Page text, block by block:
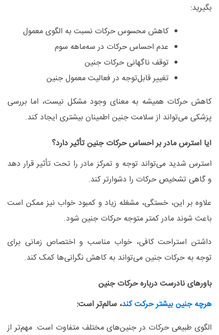
بگیرید:
کاهش محسوس حرکات نسبت به الگوی معمول
عدم احساس حرکات در سه‌ماهه سوم
توقف ناگهانی حرکات جنین
تغییر قابل‌توجه در فعالیت معمول جنین
کاهش حرکات همیشه به معنای وجود مشکل نیست، اما بررسی
پزشکی می‌تواند از سلامت جنین اطمینان بیشتری ایجاد کند.
آیا استرس مادر بر احساس حرکات جنین تأثیر دارد؟
استرس شدید می‌تواند توجه و تمرکز مادر را تحت تأثیر قرار دهد
و گاهی تشخیص حرکات را دشوارتر کند.
علاوه بر این، خستگی، مشغله زیاد و کمبود خواب نیز ممکن است
باعث شوند مادر کمتر متوجه حرکات جنین شود.
داشتن استراحت کافی، خواب مناسب و اختصاص زمانی برای
توجه به حرکات جنین می‌تواند به کاهش نگرانی‌ها کمک کند.
باورهای نادرست درباره حرکات جنین
هرچه جنین بیشتر حرکت کند، سالم‌تر است:
الگوی طبیعی حرکات در جنین‌های مختلف متفاوت است. مهم‌تر از